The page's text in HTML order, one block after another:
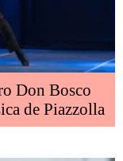
Don Bosco
de Piazzolla